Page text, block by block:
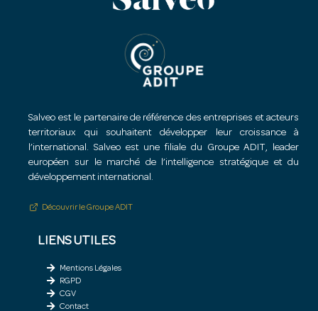
Salveo est le partenaire de référence des entreprises et acteurs
territoriaux qui souhaitent développer leur croissance à
l’international. Salveo est une filiale du Groupe ADIT, leader
européen sur le marché de l’intelligence stratégique et du
développement international.
Découvrir le Groupe ADIT
LIENS UTILES
Mentions Légales
RGPD
CGV
Contact